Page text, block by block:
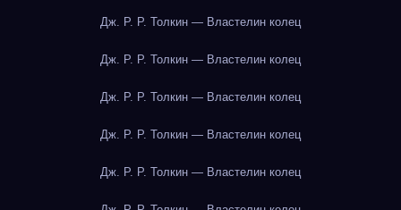
Дж. Р. Р. Толкин — Властелин колец
Дж. Р. Р. Толкин — Властелин колец
Дж. Р. Р. Толкин — Властелин колец
Дж. Р. Р. Толкин — Властелин колец
Дж. Р. Р. Толкин — Властелин колец